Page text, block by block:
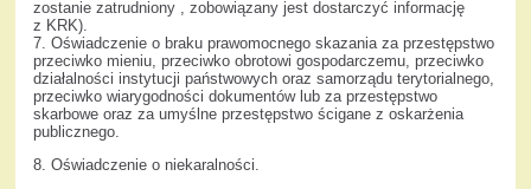
zostanie zatrudniony , zobowiązany jest dostarczyć informację
z KRK).
7. Oświadczenie o braku prawomocnego skazania za przestępstwo
przeciwko mieniu, przeciwko obrotowi gospodarczemu, przeciwko
działalności instytucji państwowych oraz samorządu terytorialnego,
przeciwko wiarygodności dokumentów lub za przestępstwo
skarbowe oraz za umyślne przestępstwo ścigane z oskarżenia
publicznego.
8. Oświadczenie o niekaralności.